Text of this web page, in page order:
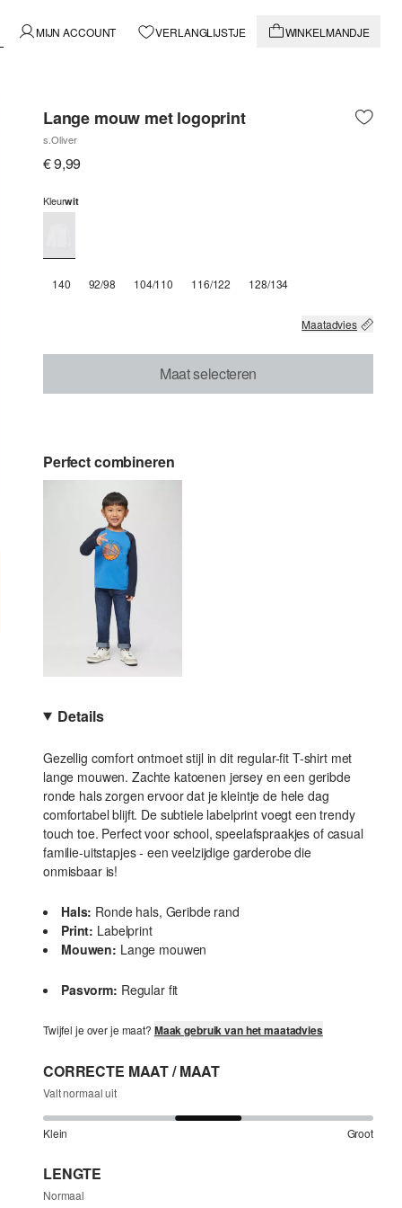
MIJN ACCOUNT VERLANGLIJSTJE WINKELMANDJE
Lange mouw met logoprint
s.Oliver
€ 9,99
Kleurwit
140 92/98 104/110 116/122 128/134
Maatadvies
Maat selecteren
Perfect combineren
Details
Gezellig comfort ontmoet stijl in dit regular-fit T-shirt met
lange mouwen. Zachte katoenen jersey en een geribde
ronde hals zorgen ervoor dat je kleintje de hele dag
comfortabel blijft. De subtiele labelprint voegt een trendy
touch toe. Perfect voor school, speelafspraakjes of casual
familie-uitstapjes - een veelzijdige garderobe die
onmisbaar is!
Hals: Ronde hals, Geribde rand
Print: Labelprint
Mouwen: Lange mouwen
Pasvorm: Regular fit
Twijfel je over je maat? Maak gebruik van het maatadvies
CORRECTE MAAT / MAAT
Valt normaal uit
Klein Groot
LENGTE
Normaal